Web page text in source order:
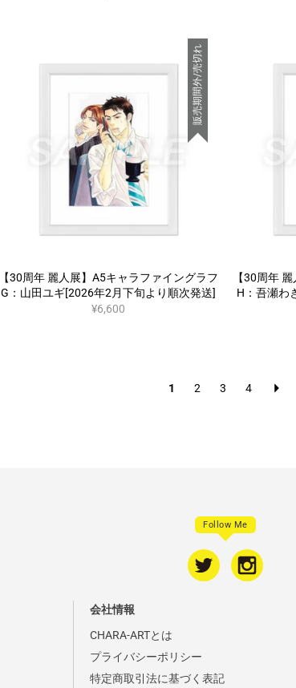
販売期間外/売切れ
【30周年 麗人展】A5キャラファイングラフ
G：山田ユギ[2026年2月下旬より順次発送]
¥6,600
【30周年
H：吾瀬わ
1 2 3 4
Follow Me
会社情報
CHARA-ARTとは
プライバシーポリシー
特定商取引法に基づく表記